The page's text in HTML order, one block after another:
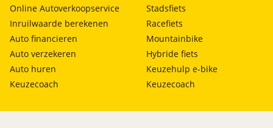
Online Autoverkoopservice
Inruilwaarde berekenen
Auto financieren
Auto verzekeren
Auto huren
Keuzecoach
Stadsfiets
Racefiets
Mountainbike
Hybride fiets
Keuzehulp e-bike
Keuzecoach